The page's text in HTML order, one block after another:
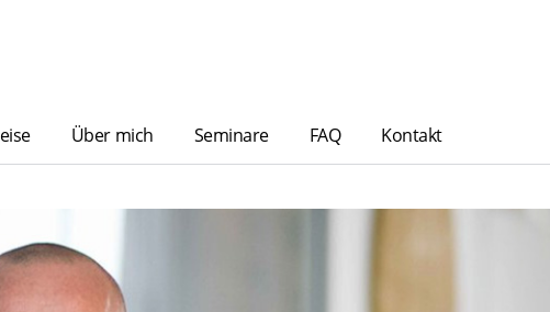
Über mich Seminare FAQ Kontakt